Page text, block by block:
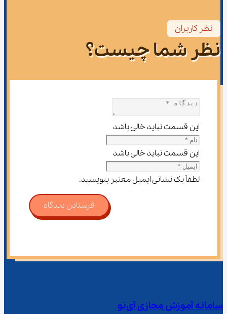
نظر کاربران
نظر شما چیست؟
این قسمت نباید خالی باشد
این قسمت نباید خالی باشد
لطفاً یک نشانی ایمیل معتبر بنویسید.
فرستادن دیدگاه
سامانه آموزش مجازی آی‌نو